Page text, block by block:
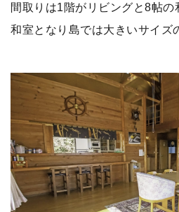
間取りは1階がリビングと8帖
和室となり島では大きいサイズ